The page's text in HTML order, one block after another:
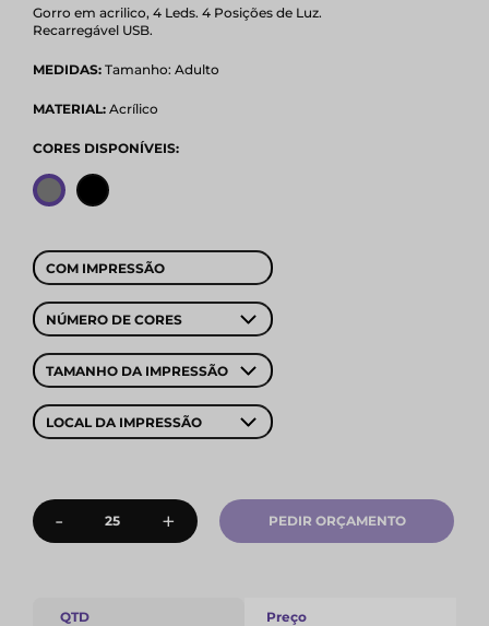
Gorro em acrilico, 4 Leds. 4 Posições de Luz.
Recarregável USB.
MEDIDAS: Tamanho: Adulto
MATERIAL: Acrílico
CORES DISPONÍVEIS:
COM IMPRESSÃO
NÚMERO DE CORES
TAMANHO DA IMPRESSÃO
LOCAL DA IMPRESSÃO
- + PEDIR ORÇAMENTO
QTD Preço